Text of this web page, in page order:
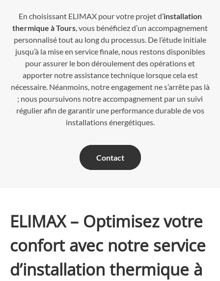
En choisissant ELIMAX pour votre projet d’installation
thermique à Tours, vous bénéficiez d’un accompagnement
personnalisé tout au long du processus. De l’étude initiale
jusqu’à la mise en service finale, nous restons disponibles
pour assurer le bon déroulement des opérations et
apporter notre assistance technique lorsque cela est
nécessaire. Néanmoins, notre engagement ne s’arrête pas là
; nous poursuivons notre accompagnement par un suivi
régulier afin de garantir une performance durable de vos
installations énergétiques.
Contact
ELIMAX – Optimisez votre
confort avec notre service
d’installation thermique à